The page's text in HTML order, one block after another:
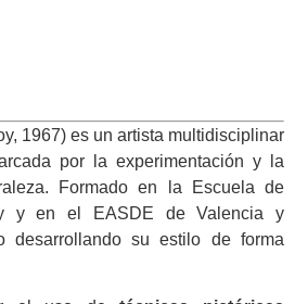
1967) es un artista multidisciplinar
por la experimentación y la
Formado en la Escuela de
y en el EASDE de Valencia y
desarrollando su estilo de forma